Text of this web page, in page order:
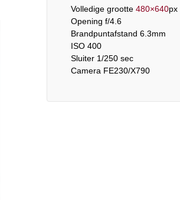
Volledige grootte480×640px
Opening f/4.6
Brandpuntafstand 6.3mm
ISO 400
Sluiter 1/250 sec
Camera FE230/X790